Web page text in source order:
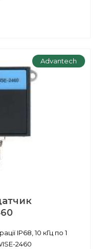
Advantech
IP68, 10 кГц по 1
2460